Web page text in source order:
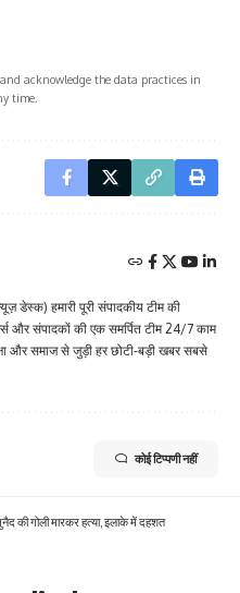
and acknowledge the data practices in
time.
डेस्क) हमारी पूरी संपादकीय टीम की
और संपादकों की एक समर्पित टीम 24/7 काम
और समाज से जुड़ी हर छोटी-बड़ी खबर सबसे
कोई टिप्पणी नहीं
की गोली मारकर हत्या, इलाके में दहशत